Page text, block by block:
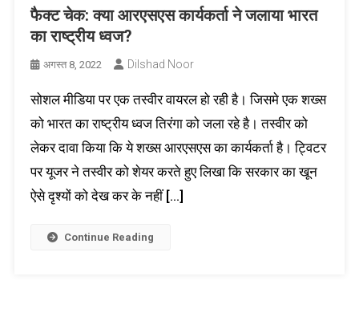
फैक्ट चेक: क्या आरएसएस कार्यकर्ता ने जलाया भारत
का राष्ट्रीय ध्वज?
अगस्त 8, 2022 Dilshad Noor
सोशल मीडिया पर एक तस्वीर वायरल हो रही है। जिसमे एक शख्स
को भारत का राष्ट्रीय ध्वज तिरंगा को जला रहे है। तस्वीर को
लेकर दावा किया कि ये शख्स आरएसएस का कार्यकर्ता है। ट्विटर
पर यूजर ने तस्वीर को शेयर करते हुए लिखा कि सरकार का खून
ऐसे दृश्यों को देख कर के नहीं […]
Continue Reading